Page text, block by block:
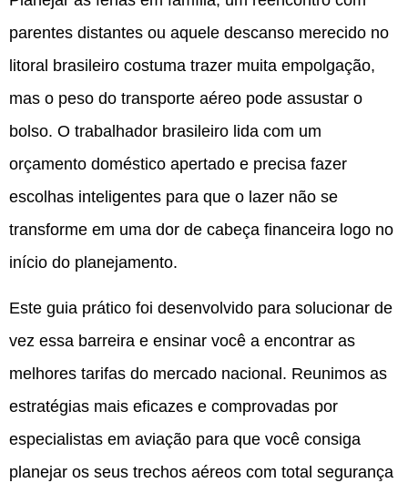
parentes distantes ou aquele descanso merecido no
litoral brasileiro costuma trazer muita empolgação,
mas o peso do transporte aéreo pode assustar o
bolso. O trabalhador brasileiro lida com um
orçamento doméstico apertado e precisa fazer
escolhas inteligentes para que o lazer não se
transforme em uma dor de cabeça financeira logo no
início do planejamento.
Este guia prático foi desenvolvido para solucionar de
vez essa barreira e ensinar você a encontrar as
melhores tarifas do mercado nacional. Reunimos as
estratégias mais eficazes e comprovadas por
especialistas em aviação para que você consiga
planejar os seus trechos aéreos com total segurança